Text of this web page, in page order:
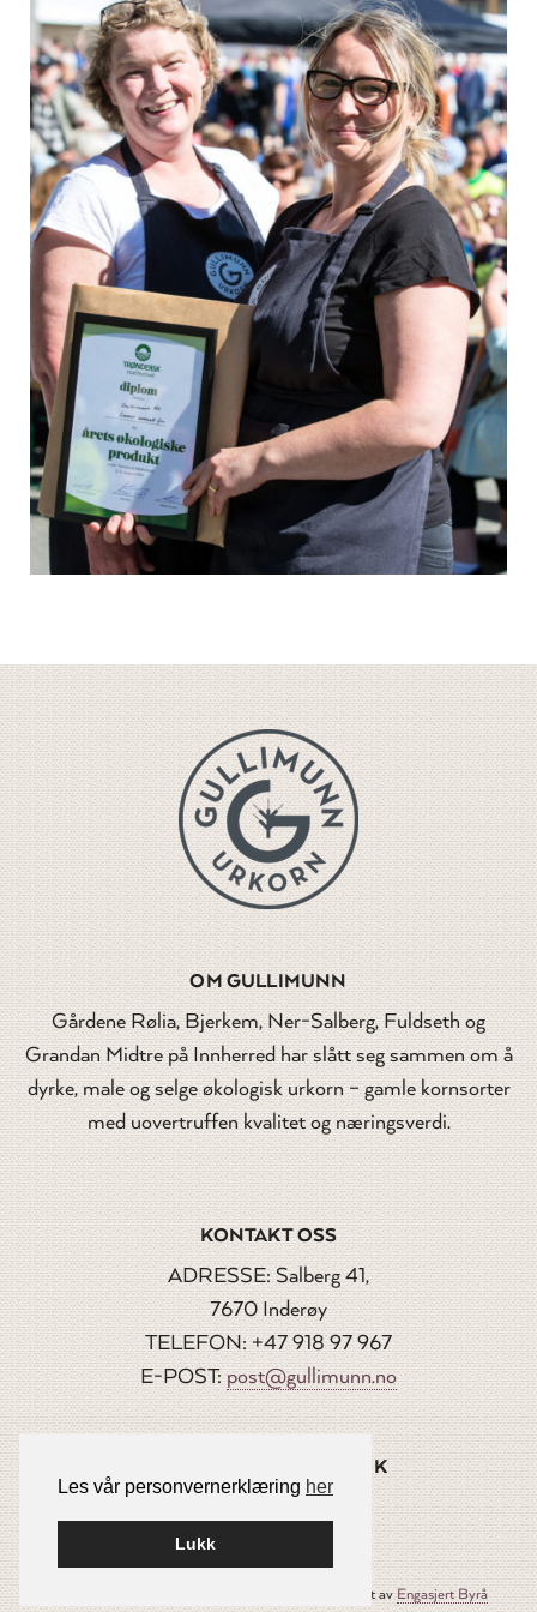
Les vår personvernerklæring her
Lukk
OM GULLIMUNN
Gårdene Rølia, Bjerkem, Ner-Salberg, Fuldseth og
Grandan Midtre på Innherred har slått seg sammen om å
dyrke, male og selge økologisk urkorn – gamle kornsorter
med uovertruffen kvalitet og næringsverdi.
KONTAKT OSS
ADRESSE: Salberg 41,
7670 Inderøy
TELEFON: +47 918 97 967
E-POST:post@gullimunn.no
FØLG OSS PÅ FACEBOOK
Designet avEngasjert Byrå